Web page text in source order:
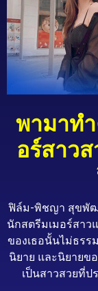
พามาท
อร์สาว
ฟิล์ม-พิชญา สุขพัฒ
นักสตรีมเมอร์สาว
ของเธอนั้นไม่ธรร
นิยาย และนิยายข
เป็นสาวสวยที่ป